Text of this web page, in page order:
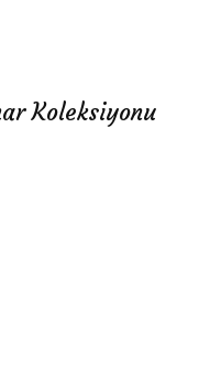
Koleksiyonu